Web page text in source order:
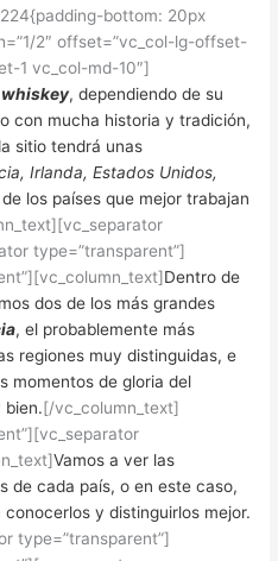
bottom: 20px
2″ offset=”vc_col-lg-offset-
1 vc_col-md-10″]
whiskey, dependiendo de su
con mucha historia y tradición,
sitio tendrá unas
Irlanda, Estados Unidos,
los países que mejor trabajan
type=”transparent”]
Dentro de
dos de los más grandes
, el probablemente más
regiones muy distinguidas, e
momentos de gloria del
bien.[/vc_column_text]
Vamos a ver las
de cada país, o en este caso,
y distinguirlos mejor.
type=”transparent”]